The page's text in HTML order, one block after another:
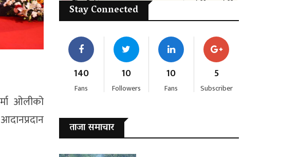
ओलीको
Stay Connected
140
Fans
10
Followers
10
Fans
5
Subscriber
ताजा समाचार